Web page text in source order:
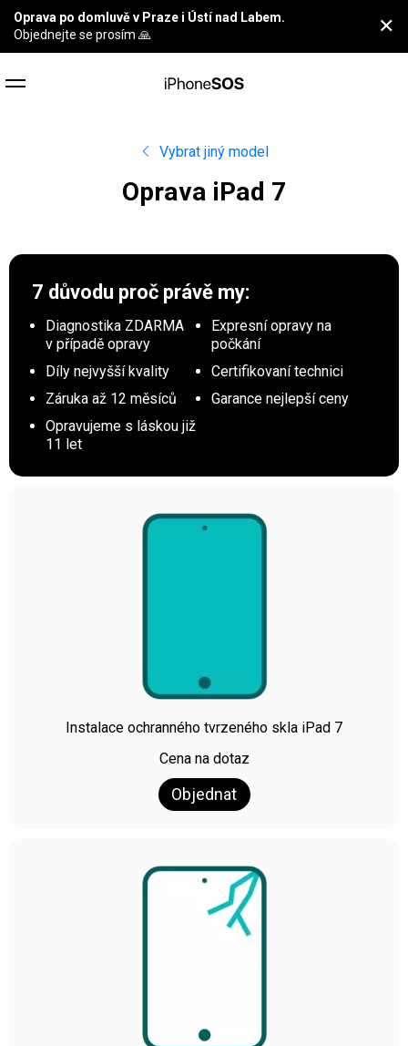
Oprava po domluvě v Praze i Ústí nad Labem.
Objednejte se prosím 🙏
✕
Vybrat jiný model
Oprava iPad 7
7 důvodu proč právě my:
Diagnostika ZDARMA
v případě opravy
Expresní opravy na
počkání
Díly nejvyšší kvality
Certifikovaní technici
Záruka až 12 měsíců
Garance nejlepší ceny
Opravujeme s láskou již
11 let
Instalace ochranného tvrzeného skla iPad 7
Cena na dotaz
Objednat